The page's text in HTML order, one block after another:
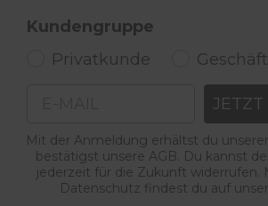
Kundengruppe
Privatkunde
JETZT
Mit der Anmeldung erhältst du
bestätigst unsere AGB. Du kannst
jederzeit für die Zukunft widerrufen.
Datenschutz findest du auf